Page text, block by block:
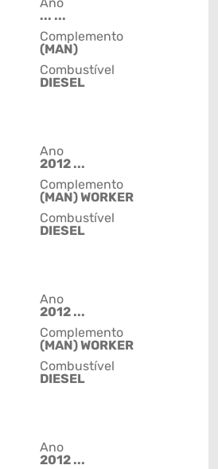
Ano
... ...
Complemento
(MAN)
Combustível
DIESEL
Ano
2012 ...
Complemento
(MAN) WORKER
Combustível
DIESEL
Ano
2012 ...
Complemento
(MAN) WORKER
Combustível
DIESEL
Ano
2012 ...